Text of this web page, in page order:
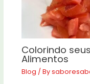
Colorindo
Alimentos
Blog / By